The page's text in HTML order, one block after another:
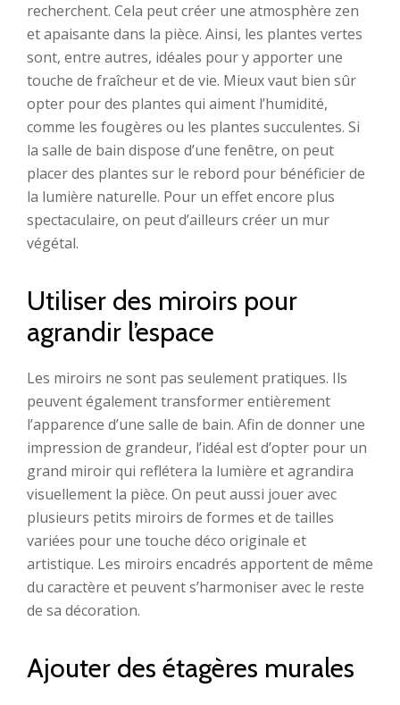
recherchent. Cela peut créer une atmosphère zen
et apaisante dans la pièce. Ainsi, les plantes vertes
sont, entre autres, idéales pour y apporter une
touche de fraîcheur et de vie. Mieux vaut bien sûr
opter pour des plantes qui aiment l’humidité,
comme les fougères ou les plantes succulentes. Si
la salle de bain dispose d’une fenêtre, on peut
placer des plantes sur le rebord pour bénéficier de
la lumière naturelle. Pour un effet encore plus
spectaculaire, on peut d’ailleurs créer un mur
végétal.
Utiliser des miroirs pour
agrandir l’espace
Les miroirs ne sont pas seulement pratiques. Ils
peuvent également transformer entièrement
l’apparence d’une salle de bain. Afin de donner une
impression de grandeur, l’idéal est d’opter pour un
grand miroir qui reflétera la lumière et agrandira
visuellement la pièce. On peut aussi jouer avec
plusieurs petits miroirs de formes et de tailles
variées pour une touche déco originale et
artistique. Les miroirs encadrés apportent de même
du caractère et peuvent s’harmoniser avec le reste
de sa décoration.
Ajouter des étagères murales